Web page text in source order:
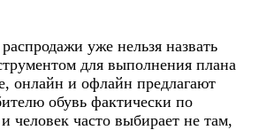
уже нельзя назвать
для выполнения плана
онлайн и офлайн предлагают
обувь фактически по
человек часто выбирает не там,